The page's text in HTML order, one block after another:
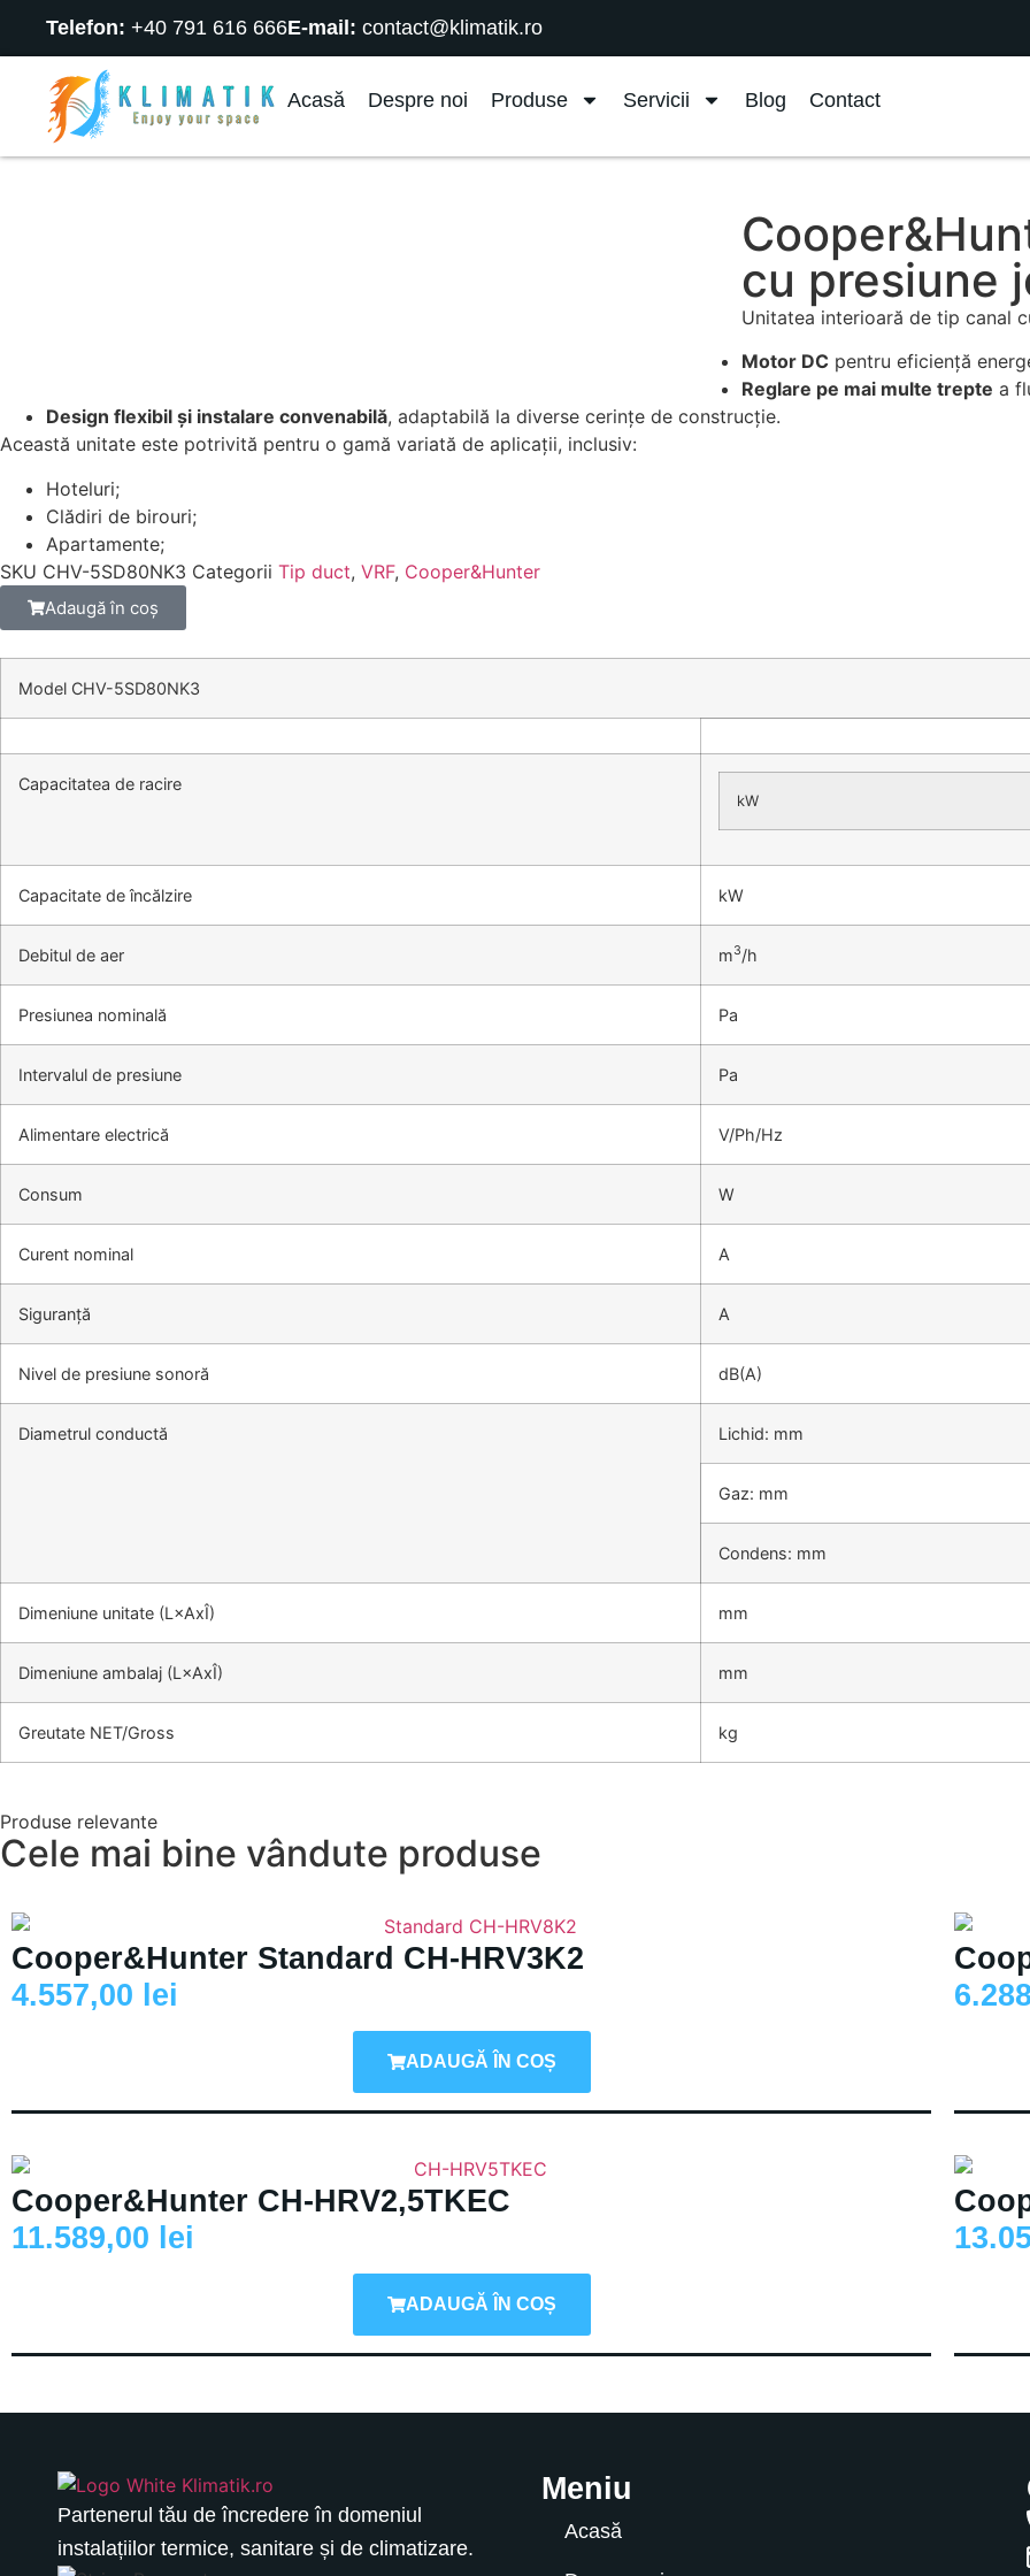
Telefon: +40 791 616 666E-mail: contact@klimatik.ro
Acasă Despre noi Produse Servicii Blog Contact
cu presiune
Unitatea interioară de tip canal
Motor DC pentru eficiență
Reglare pe mai multe trepte a
Design flexibil și instalare convenabilă, adaptabilă la diverse cerințe de construcție.
Această unitate este potrivită pentru o gamă variată de aplicații, inclusiv:
Hoteluri;
Clădiri de birouri;
Apartamente;
SKU CHV-5SD80NK3 Categorii Tip duct, VRF, Cooper&Hunter
Adaugă în coș
Model CHV-5SD80NK3
Capacitatea de racire
kW
Capacitate de încălzire kW
Debitul de aer m3/h
Presiunea nominală Pa
Intervalul de presiune Pa
Alimentare electrică V/Ph/Hz
Consum W
Curent nominal А
Siguranță А
Nivel de presiune sonoră dB(A)
Diametrul conductă Lichid: mm
Gaz: mm
Condens: mm
Dimeniune unitate (L×AxÎ) mm
Dimeniune ambalaj (L×AxÎ) mm
Greutate NET/Gross kg
Produse relevante
Cele mai bine vândute produse
Cooper&Hunter Standard CH-HRV3K2
4.557,00 lei
ADAUGĂ ÎN COȘ
Cooper&Hunter CH-HRV2,5TKEC
11.589,00 lei
ADAUGĂ ÎN COȘ
Partenerul tău de încredere în domeniul
instalațiilor termice, sanitare și de climatizare.
Meniu
Acasă